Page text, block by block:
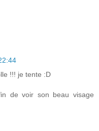
!!! je tente :D
de voir son beau visage